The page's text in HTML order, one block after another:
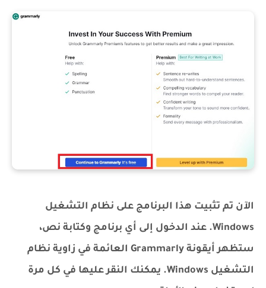
الآن تم تثبيت هذا البرنامج على نظام التشغيل
Windows. عند الدخول إلى أي برنامج وكتابة نص،
ستظهر أيقونة Grammarly العائمة في زاوية نظام
التشغيل Windows. يمكنك النقر عليها في كل مرة